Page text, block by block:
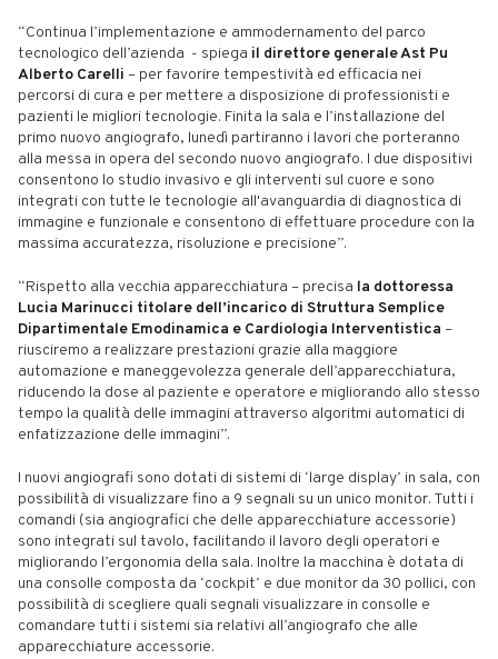
“Continua l’implementazione e ammodernamento del parco
tecnologico dell’azienda - spiega il direttore generale Ast Pu
Alberto Carelli – per favorire tempestività ed efficacia nei
percorsi di cura e per mettere a disposizione di professionisti e
pazienti le migliori tecnologie. Finita la sala e l’installazione del
primo nuovo angiografo, lunedì partiranno i lavori che porteranno
alla messa in opera del secondo nuovo angiografo. I due dispositivi
consentono lo studio invasivo e gli interventi sul cuore e sono
integrati con tutte le tecnologie all'avanguardia di diagnostica di
immagine e funzionale e consentono di effettuare procedure con la
massima accuratezza, risoluzione e precisione”.
“Rispetto alla vecchia apparecchiatura – precisa la dottoressa
Lucia Marinucci titolare dell’incarico di Struttura Semplice
Dipartimentale Emodinamica e Cardiologia Interventistica –
riusciremo a realizzare prestazioni grazie alla maggiore
automazione e maneggevolezza generale dell’apparecchiatura,
riducendo la dose al paziente e operatore e migliorando allo stesso
tempo la qualità delle immagini attraverso algoritmi automatici di
enfatizzazione delle immagini”.
I nuovi angiografi sono dotati di sistemi di ‘large display’ in sala, con
possibilità di visualizzare fino a 9 segnali su un unico monitor. Tutti i
comandi (sia angiografici che delle apparecchiature accessorie)
sono integrati sul tavolo, facilitando il lavoro degli operatori e
migliorando l’ergonomia della sala. Inoltre la macchina è dotata di
una consolle composta da ‘cockpit’ e due monitor da 30 pollici, con
possibilità di scegliere quali segnali visualizzare in consolle e
comandare tutti i sistemi sia relativi all’angiografo che alle
apparecchiature accessorie.